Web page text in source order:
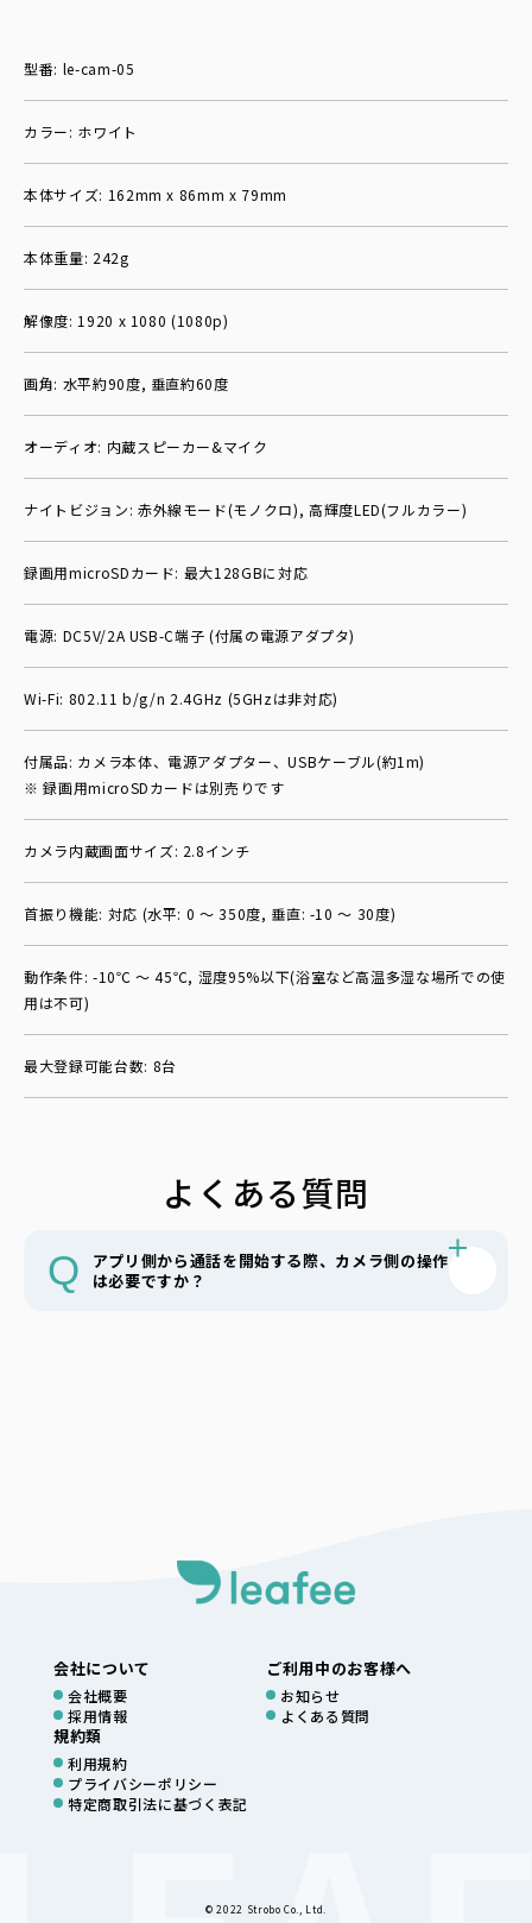
型番: le-cam-05
カラー: ホワイト
本体サイズ: 162mm x 86mm x 79mm
本体重量: 242g
解像度: 1920 x 1080 (1080p)
画角: 水平約90度, 垂直約60度
オーディオ: 内蔵スピーカー&マイク
ナイトビジョン: 赤外線モード(モノクロ), 高輝度LED(フルカラー)
録画用microSDカード: 最大128GBに対応
電源: DC5V/2A USB-C端子 (付属の電源アダプタ)
Wi-Fi: 802.11 b/g/n 2.4GHz (5GHzは非対応)
付属品: カメラ本体、電源アダプター、USBケーブル(約1m)
※ 録画用microSDカードは別売りです
カメラ内蔵画面サイズ: 2.8インチ
首振り機能: 対応 (水平: 0 〜 350度, 垂直: -10 〜 30度)
動作条件: -10℃ 〜 45℃, 湿度95%以下(浴室など高温多湿な場所での使
用は不可)
最大登録可能台数: 8台
よくある質問
Q
アプリ側から通話を開始する際、カメラ側の操作
は必要ですか？
会社について
会社概要
採用情報
ご利用中のお客様へ
お知らせ
よくある質問
規約類
利用規約
プライバシーポリシー
特定商取引法に基づく表記
© 2022 Strobo Co., Ltd.